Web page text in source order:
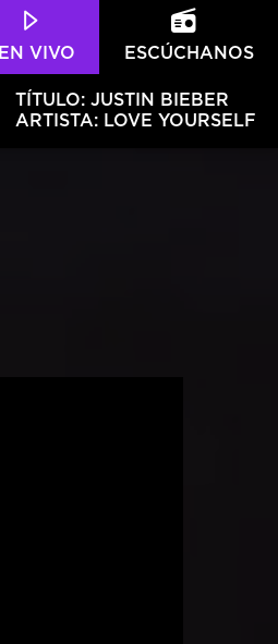
ESCÚCHANOS
EN VIVO
TÍTULO: JUSTIN BIEBER
ARTISTA: LOVE YOURSELF